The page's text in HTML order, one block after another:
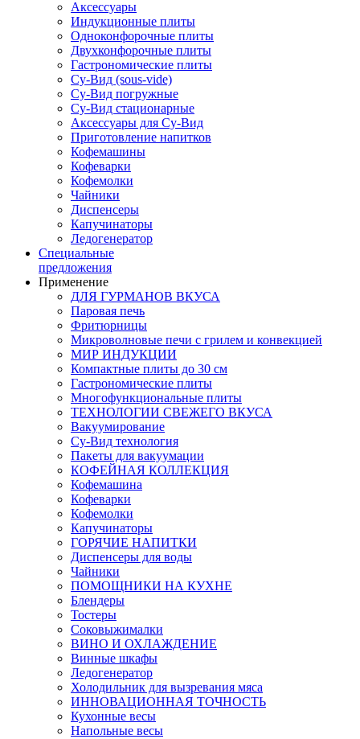
Аксессуары
Индукционные плиты
Одноконфорочные плиты
Двухконфорочные плиты
Гастрономические плиты
Су-Вид (sous-vide)
Су-Вид погружные
Су-Вид стационарные
Аксессуары для Су-Вид
Приготовление напитков
Кофемашины
Кофеварки
Кофемолки
Чайники
Диспенсеры
Капучинаторы
Ледогенератор
Специальные
предложения
Применение
ДЛЯ ГУРМАНОВ ВКУСА
Паровая печь
Фритюрницы
Микроволновые печи с грилем и конвекцией
МИР ИНДУКЦИИ
Компактные плиты до 30 см
Гастрономические плиты
Многофункциональные плиты
ТЕХНОЛОГИИ СВЕЖЕГО ВКУСА
Вакуумирование
Су-Вид технология
Пакеты для вакуумации
КОФЕЙНАЯ КОЛЛЕКЦИЯ
Кофемашина
Кофеварки
Кофемолки
Капучинаторы
ГОРЯЧИЕ НАПИТКИ
Диспенсеры для воды
Чайники
ПОМОЩНИКИ НА КУХНЕ
Блендеры
Тостеры
Соковыжималки
ВИНО И ОХЛАЖДЕНИЕ
Винные шкафы
Ледогенератор
Холодильник для вызревания мяса
ИННОВАЦИОННАЯ ТОЧНОСТЬ
Кухонные весы
Напольные весы